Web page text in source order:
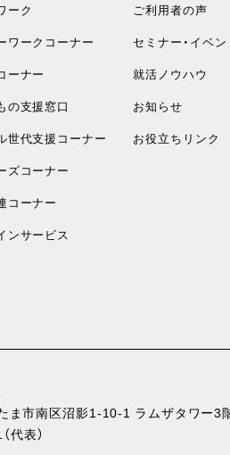
ーク
ワークコーナー
ーナー
の支援窓口
世代支援コーナー
ズコーナー
コーナー
ンサービス
ご利用者の声
セミナー・イベン
就活ノウハウ
お知らせ
お役立ちリンク
ま市南区沼影1-10-1 ラムザタワー3
（代表）